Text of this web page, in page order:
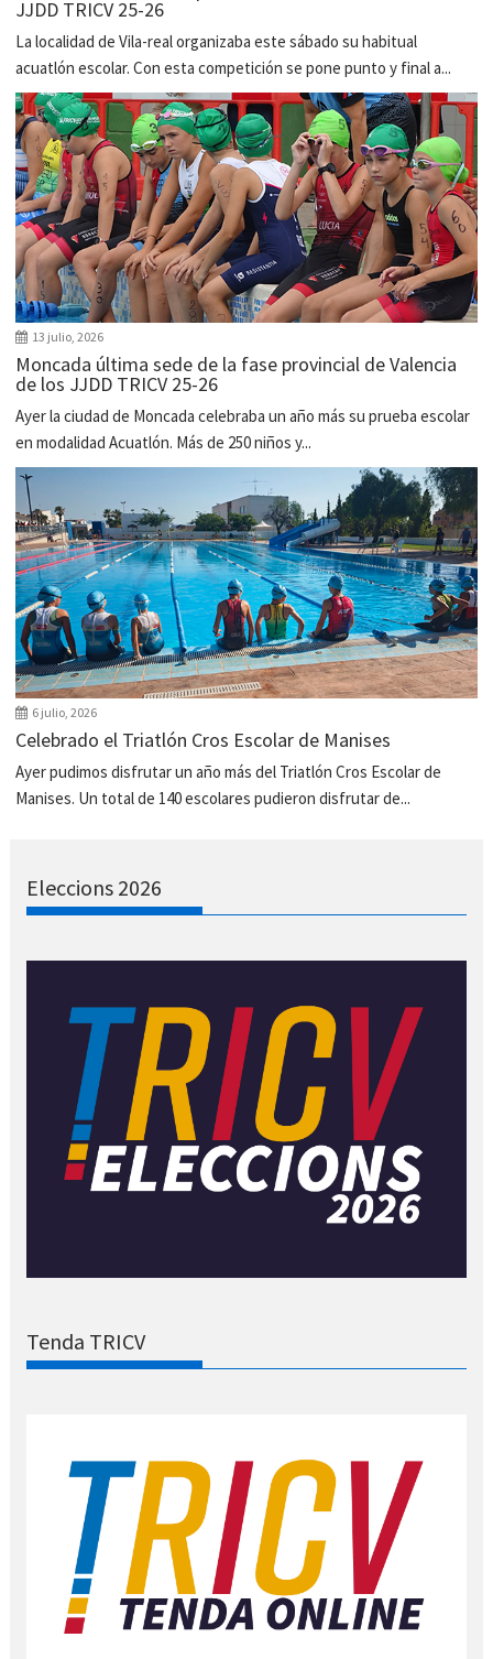
JJDD TRICV 25-26
La localidad de Vila-real organizaba este sábado su habitual
acuatlón escolar. Con esta competición se pone punto y final a...
13 julio, 2026
Moncada última sede de la fase provincial de Valencia
de los JJDD TRICV 25-26
Ayer la ciudad de Moncada celebraba un año más su prueba escolar
en modalidad Acuatlón. Más de 250 niños y...
6 julio, 2026
Celebrado el Triatlón Cros Escolar de Manises
Ayer pudimos disfrutar un año más del Triatlón Cros Escolar de
Manises. Un total de 140 escolares pudieron disfrutar de...
Eleccions 2026
Tenda TRICV